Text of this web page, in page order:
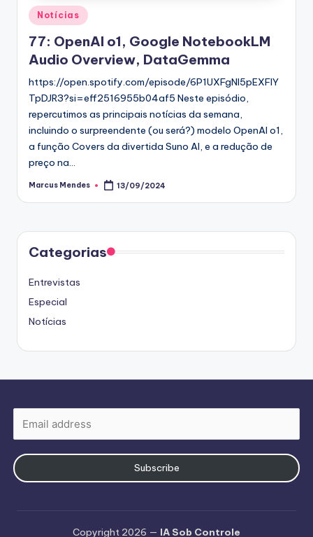
Posted
in
Notícias
77: OpenAI o1, Google NotebookLM
Audio Overview, DataGemma
https://open.spotify.com/episode/6P1UXFgNI5pEXFlY
TpDJR3?si=eff2516955b04af5 Neste episódio,
repercutimos as principais notícias da semana,
incluindo o surpreendente (ou será?) modelo OpenAI o1,
a função Covers da divertida Suno AI, e a redução de
preço na…
Posted
Marcus Mendes 13/09/2024
Categorias
Entrevistas
Especial
Notícias
Subscribe
Copyright 2026 — IA Sob Controle